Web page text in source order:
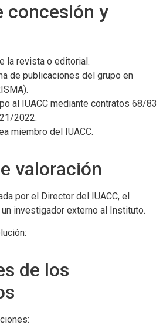
concesión y
la revista o editorial.
de publicaciones del grupo en
al IUACC mediante contratos 68/83
2022.
miembro del IUACC.
valoración
por el Director del IUACC, el
investigador externo al Instituto.
de los